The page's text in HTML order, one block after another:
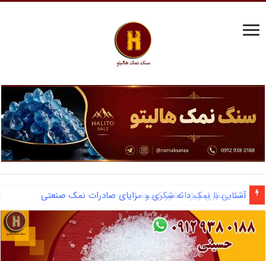
آشنایی با نمک دانه شکری و مزایای صادرات نمک صنعتی